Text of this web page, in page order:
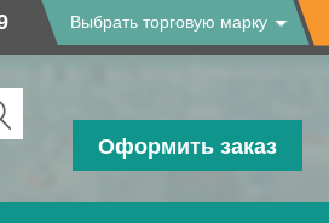
Выбрать торговую марку
Оформить заказ